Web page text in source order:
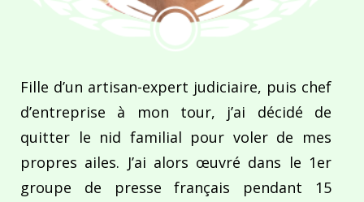
Fille d’un artisan-expert judiciaire, puis chef
d’entreprise à mon tour, j’ai décidé de
quitter le nid familial pour voler de mes
propres ailes. J’ai alors œuvré dans le 1er
groupe de presse français pendant 15